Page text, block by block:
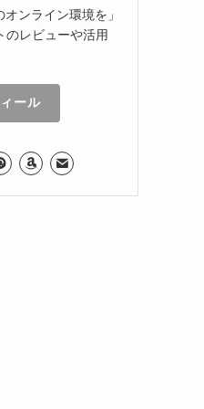
ンライン環境を」
のレビューや活用
ール